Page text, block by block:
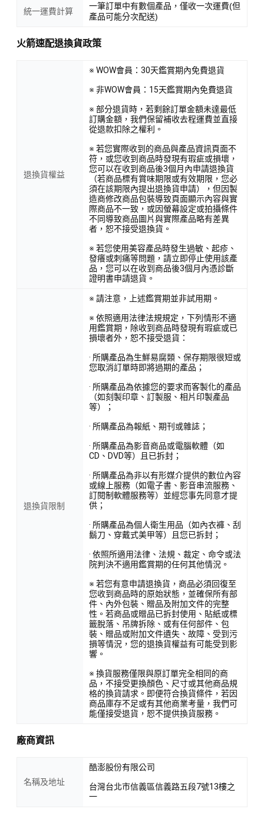
統一運費計算
一筆訂單中有數個產品，僅收一次運費(但
產品可能分次配送)
火箭速配退換貨政策
退換貨權益
※ WOW會員：30天鑑賞期內免費退貨
※ 非WOW會員：15天鑑賞期內免費退貨
※ 部分退貨時，若剩餘訂單金額未達最低
訂購金額，我們保留補收去程運費並直接
從退款扣除之權利。
※ 若您實際收到的商品與產品資訊頁面不
符，或您收到商品時發現有瑕疵或損壞，
您可以在收到商品後3個月內申請退換貨
（若商品標有賞味期限或有效期限，您必
須在該期限內提出退換貨申請），但因製
造商修改商品包裝導致頁面顯示內容與實
際商品不一致，或因螢幕設定或拍攝條件
不同導致商品圖片與實際產品略有差異
者，恕不接受退換貨。
※ 若您使用美容產品時發生過敏、起疹、
發癢或刺痛等問題，請立即停止使用該產
品，您可以在收到商品後3個月內憑診斷
證明書申請退貨。
退換貨限制
※ 請注意，上述鑑賞期並非試用期。
※ 依照適用法律法規規定，下列情形不適
用鑑賞期，除收到商品時發現有瑕疵或已
損壞者外，恕不接受退貨：
· 所購產品為生鮮易腐類、保存期限很短或
您取消訂單時即將過期的產品；
· 所購產品為依據您的要求而客製化的產品
（如刻製印章、訂製服、相片印製產品
等）；
· 所購產品為報紙、期刊或雜誌；
· 所購產品為影音商品或電腦軟體（如
CD、DVD等）且已拆封；
· 所購產品為非以有形媒介提供的數位內容
或線上服務（如電子書、影音串流服務、
訂閱制軟體服務等）並經您事先同意才提
供；
· 所購產品為個人衛生用品（如內衣褲、刮
鬍刀、穿戴式美甲等）且您已拆封；
· 依照所適用法律、法規、裁定、命令或法
院判決不適用鑑賞期的任何其他情況。
※ 若您有意申請退換貨，商品必須回復至
您收到商品時的原始狀態，並確保所有部
件、內外包裝、贈品及附加文件的完整
性。若商品或贈品已拆封使用、貼紙或標
籤脫落、吊牌拆除、或有任何部件、包
裝、贈品或附加文件遺失、故障、受到污
損等情況，您的退換貨權益有可能受到影
響。
※ 換貨服務僅限與原訂單完全相同的商
品，不接受更換顏色、尺寸或其他商品規
格的換貨請求。即便符合換貨條件，若因
商品庫存不足或有其他商業考量，我們可
能僅接受退貨，恕不提供換貨服務。
廠商資訊
名稱及地址
酷澎股份有限公司
台灣台北市信義區信義路五段7號13樓之
一